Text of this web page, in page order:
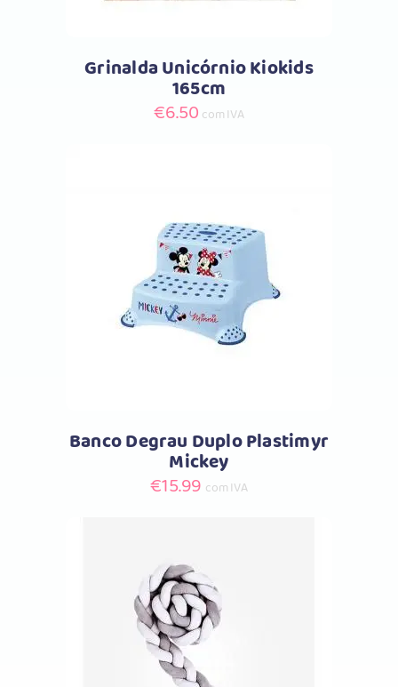
Grinalda Unicórnio Kiokids
165cm
€6.50 com IVA
Comprar
Banco Degrau Duplo Plastimyr
Mickey
€15.99 com IVA
Comprar